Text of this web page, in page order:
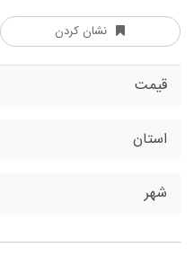
نشان کردن
قیمت
استان
شهر